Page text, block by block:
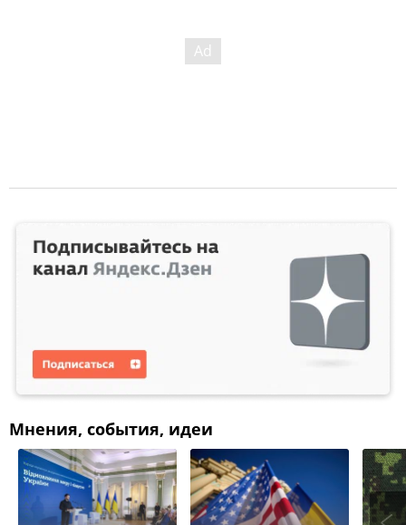
Мнения, события, идеи